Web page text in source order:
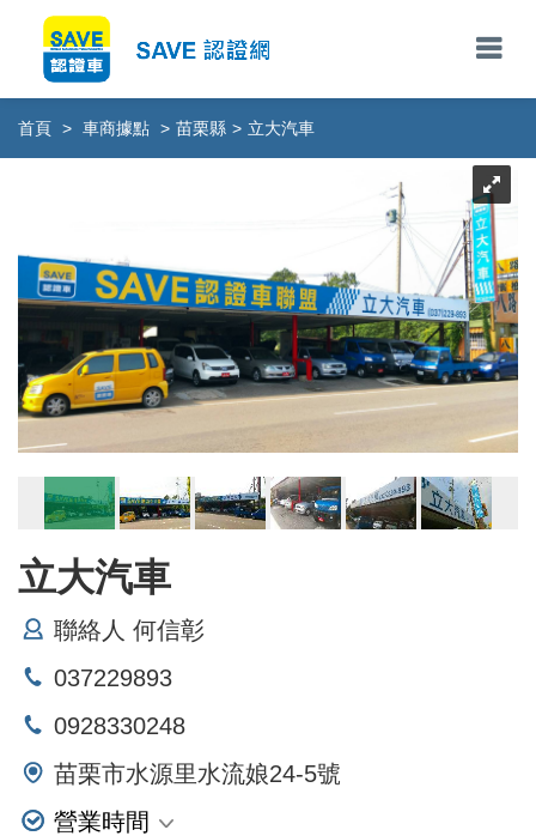
首頁 > 車商據點 > 苗栗縣 > 立大汽車
立大汽車
聯絡人 何信彰
037229893
0928330248
苗栗市水源里水流娘24-5號
營業時間